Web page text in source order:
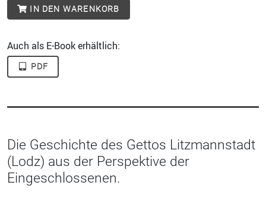
IN DEN WARENKORB
Auch als E-Book erhältlich:
PDF
Die Geschichte des Gettos Litzmannstadt
(Lodz) aus der Perspektive der
Eingeschlossenen.